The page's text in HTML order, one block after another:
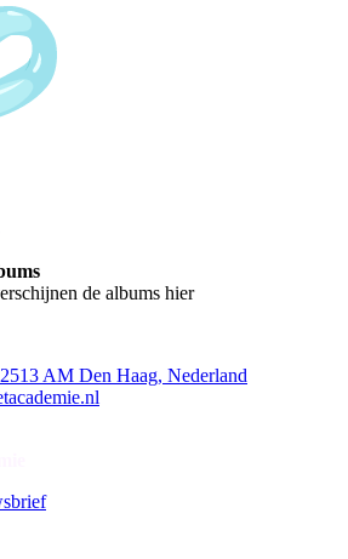
de albums hier
AM Den Haag, Nederland